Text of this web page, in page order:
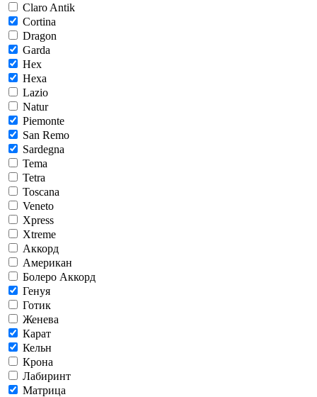
Claro Antik
Cortina
Dragon
Garda
Hex
Hexa
Lazio
Natur
Piemonte
San Remo
Sardegna
Tema
Tetra
Toscana
Veneto
Xpress
Xtreme
Аккорд
Американ
Болеро Аккорд
Генуя
Готик
Женева
Карат
Кельн
Крона
Лабиринт
Матрица